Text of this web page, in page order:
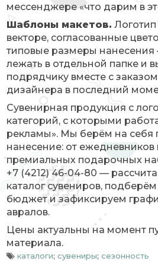
мессенджере «что дарим в
Шаблоны макетов.
векторе, согласованные
типовые размеры
лежать в отдельной папке и
подрядчику вместе с
дизайнера в последний
Сувенирная продукция с
категорий, с которыми
рекламы». Мы берём на себя
нанесение: от ежедневников
премиальных подарочных
+7 (4212) 46-04-80 —
каталог сувениров,
бюджет и зафиксируем
авралов.
Цены актуальны на момент
материала.
каталоги;сувениры;сезонность